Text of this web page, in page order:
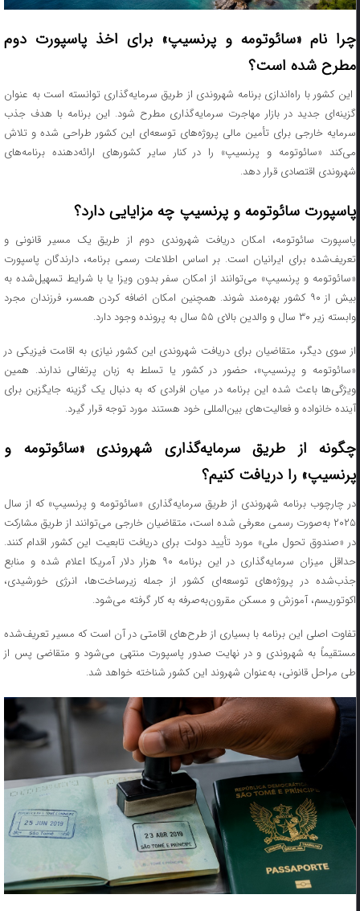
چرا نام «سائوتومه و پرنسیپ» برای اخذ پاسپورت دوم
مطرح شده است؟
این کشور با راه‌اندازی برنامه شهروندی از طریق سرمایه‌گذاری توانسته است به عنوان
گزینه‌ای جدید در بازار مهاجرت سرمایه‌گذاری مطرح شود. این برنامه با هدف جذب
سرمایه خارجی برای تأمین مالی پروژه‌های توسعه‌ای این کشور طراحی شده و تلاش
می‌کند «سائوتومه و پرنسیپ» را در کنار سایر کشورهای ارائه‌دهنده برنامه‌های
شهروندی اقتصادی قرار دهد.
پاسپورت سائوتومه و پرنسیپ چه مزایایی دارد؟
پاسپورت سائوتومه، امکان دریافت شهروندی دوم از طریق یک مسیر قانونی و
تعریف‌شده برای ایرانیان است. بر اساس اطلاعات رسمی برنامه، دارندگان پاسپورت
«سائوتومه و پرنسیپ» می‌توانند از امکان سفر بدون ویزا یا با شرایط تسهیل‌شده به
بیش از ۹۰ کشور بهره‌مند شوند. همچنین امکان اضافه کردن همسر، فرزندان مجرد
وابسته زیر ۳۰ سال و والدین بالای ۵۵ سال به پرونده وجود دارد.
از سوی دیگر، متقاضیان برای دریافت شهروندی این کشور نیازی به اقامت فیزیکی در
«سائوتومه و پرنسیپ»، حضور در کشور یا تسلط به زبان پرتغالی ندارند. همین
ویژگی‌ها باعث شده این برنامه در میان افرادی که به دنبال یک گزینه جایگزین برای
آینده خانواده و فعالیت‌های بین‌المللی خود هستند مورد توجه قرار گیرد.
چگونه از طریق سرمایه‌گذاری شهروندی «سائوتومه و
پرنسیپ» را دریافت کنیم؟
در چارچوب برنامه شهروندی از طریق سرمایه‌گذاری «سائوتومه و پرنسیپ» که از سال
۲۰۲۵ به‌صورت رسمی معرفی شده است، متقاضیان خارجی می‌توانند از طریق مشارکت
در «صندوق تحول ملی» مورد تأیید دولت برای دریافت تابعیت این کشور اقدام کنند.
حداقل میزان سرمایه‌گذاری در این برنامه ۹۰ هزار دلار آمریکا اعلام شده و منابع
جذب‌شده در پروژه‌های توسعه‌ای کشور از جمله زیرساخت‌ها، انرژی خورشیدی،
اکوتوریسم، آموزش و مسکن مقرون‌به‌صرفه به کار گرفته می‌شود.
تفاوت اصلی این برنامه با بسیاری از طرح‌های اقامتی در آن است که مسیر تعریف‌شده
مستقیماً به شهروندی و در نهایت صدور پاسپورت منتهی می‌شود و متقاضی پس از
طی مراحل قانونی، به‌عنوان شهروند این کشور شناخته خواهد شد.